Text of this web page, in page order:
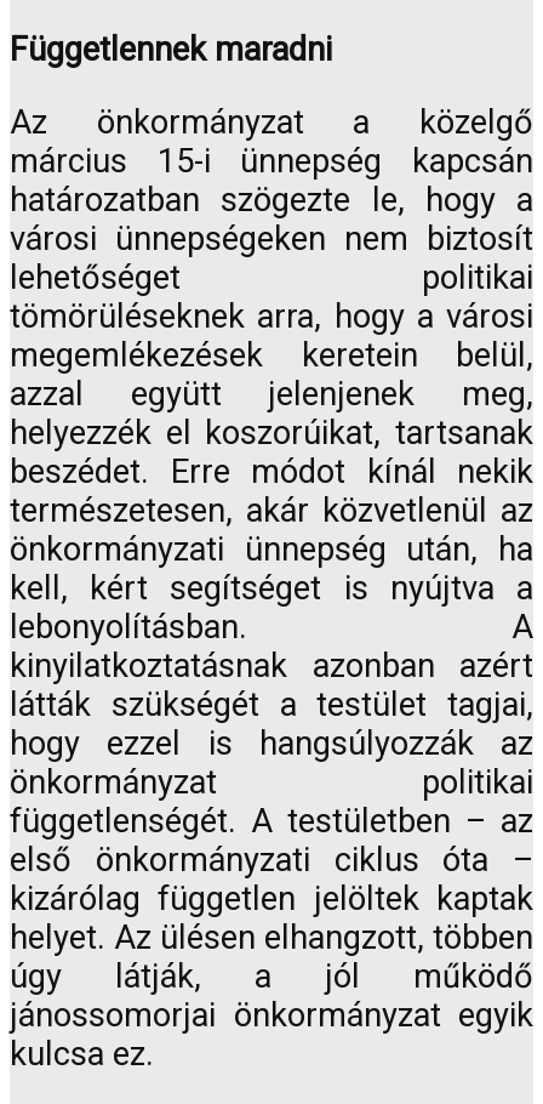
Függetlennek maradni
Az önkormányzat a közelgő
március 15-i ünnepség kapcsán
határozatban szögezte le, hogy a
városi ünnepségeken nem biztosít
lehetőséget politikai
tömörüléseknek arra, hogy a városi
megemlékezések keretein belül,
azzal együtt jelenjenek meg,
helyezzék el koszorúikat, tartsanak
beszédet. Erre módot kínál nekik
természetesen, akár közvetlenül az
önkormányzati ünnepség után, ha
kell, kért segítséget is nyújtva a
lebonyolításban. A
kinyilatkoztatásnak azonban azért
látták szükségét a testület tagjai,
hogy ezzel is hangsúlyozzák az
önkormányzat politikai
függetlenségét. A testületben – az
első önkormányzati ciklus óta –
kizárólag független jelöltek kaptak
helyet. Az ülésen elhangzott, többen
úgy látják, a jól működő
jánossomorjai önkormányzat egyik
kulcsa ez.